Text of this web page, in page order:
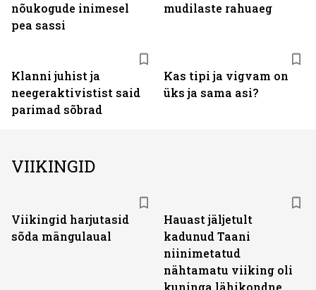
nõukogude inimesel
pea sassi
mudilaste rahuaeg
Klanni juhist ja
neegeraktivistist said
parimad sõbrad
Kas tipi ja vigvam on
üks ja sama asi?
VIIKINGID
Viikingid harjutasid
sõda mängulaual
Hauast jäljetult
kadunud Taani
niinimetatud
nähtamatu viiking oli
kuninga lähikondne